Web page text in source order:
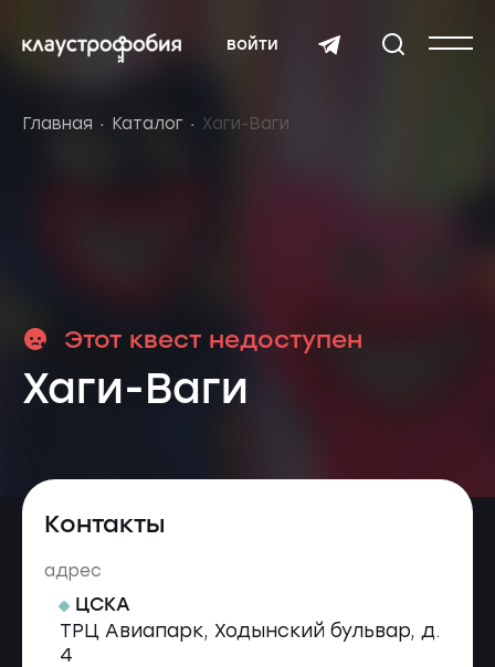
войти
Главная Каталог Хаги-Ваги
Этот квест недоступен
Хаги-Ваги
Контакты
адрес
ЦСКА
ТРЦ Авиапарк, Ходынский бульвар, д.
4